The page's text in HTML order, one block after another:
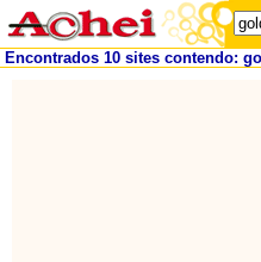
Encontrados 10 sites contendo: